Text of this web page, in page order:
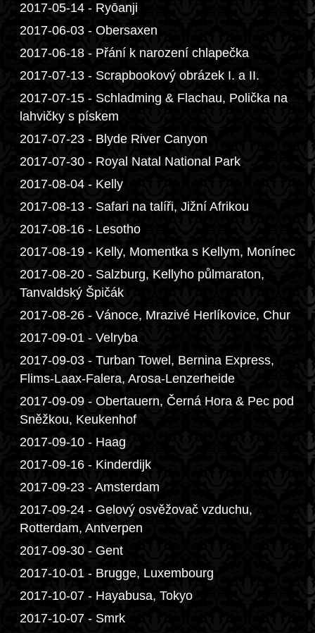
2017-05-14 - Ryōanji
2017-06-03 - Obersaxen
2017-06-18 - Přání k narození chlapečka
2017-07-13 - Scrapbookový obrázek I. a II.
2017-07-15 - Schladming & Flachau, Polička na
lahvičky s pískem
2017-07-23 - Blyde River Canyon
2017-07-30 - Royal Natal National Park
2017-08-04 - Kelly
2017-08-13 - Safari na talíři, Jižní Afrikou
2017-08-16 - Lesotho
2017-08-19 - Kelly, Momentka s Kellym, Monínec
2017-08-20 - Salzburg, Kellyho půlmaraton,
Tanvaldský Špičák
2017-08-26 - Vánoce, Mrazivé Herlíkovice, Chur
2017-09-01 - Velryba
2017-09-03 - Turban Towel, Bernina Express,
Flims-Laax-Falera, Arosa-Lenzerheide
2017-09-09 - Obertauern, Černá Hora & Pec pod
Sněžkou, Keukenhof
2017-09-10 - Haag
2017-09-16 - Kinderdijk
2017-09-23 - Amsterdam
2017-09-24 - Gelový osvěžovač vzduchu,
Rotterdam, Antverpen
2017-09-30 - Gent
2017-10-01 - Brugge, Luxembourg
2017-10-07 - Hayabusa, Tokyo
2017-10-07 - Smrk